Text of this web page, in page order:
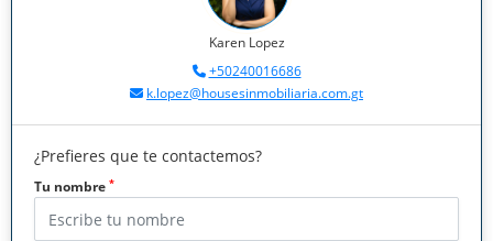
Karen Lopez
+50240016686
k.lopez@housesinmobiliaria.com.gt
¿Prefieres que te contactemos?
Tu nombre *